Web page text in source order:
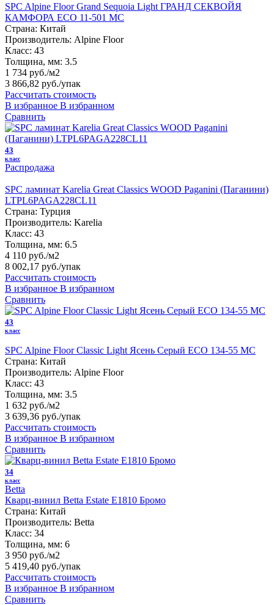
SPC Alpine Floor Grand Sequoia Light ГРАНД СЕКВОЙЯ
КАМФОРА ЕСО 11-501 MC
Страна: Китай
Производитель: Alpine Floor
Класс: 43
Толщина, мм: 3.5
1 734 руб./м2
3 866,82 руб./упак
Рассчитать стоимость
В избранное В избранном
Сравнить
43
класс
Распродажа
SPC ламинат Karelia Great Classics WOOD Paganini (Паганини)
LTPL6PAGA228CL11
Страна: Турция
Производитель: Karelia
Класс: 43
Толщина, мм: 6.5
4 110 руб./м2
8 002,17 руб./упак
Рассчитать стоимость
В избранное В избранном
Сравнить
43
класс
SPC Alpine Floor Classic Light Ясень Серый ECO 134-55 MC
Страна: Китай
Производитель: Alpine Floor
Класс: 43
Толщина, мм: 3.5
1 632 руб./м2
3 639,36 руб./упак
Рассчитать стоимость
В избранное В избранном
Сравнить
34
класс
Betta
Кварц-винил Betta Estate E1810 Бромо
Страна: Китай
Производитель: Betta
Класс: 34
Толщина, мм: 6
3 950 руб./м2
5 419,40 руб./упак
Рассчитать стоимость
В избранное В избранном
Сравнить